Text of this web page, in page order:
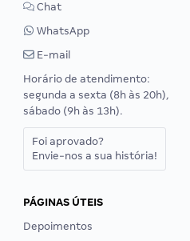
Chat
WhatsApp
E-mail
Horário de atendimento:
segunda a sexta (8h às 20h),
sábado (9h às 13h).
Foi aprovado?
Envie-nos a sua história!
PÁGINAS ÚTEIS
Depoimentos